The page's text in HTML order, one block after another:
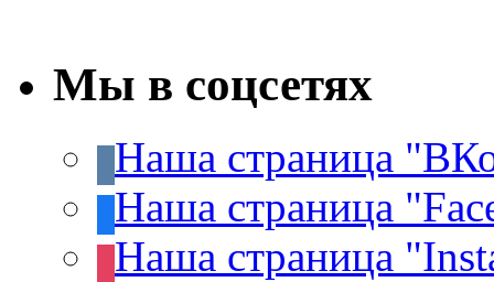
Мы в соцсетях
Наша страница
Наша страница
Наша страница